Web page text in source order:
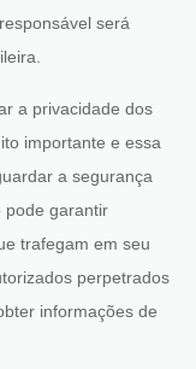
será
a privacidade dos
importante e essa
a segurança
pode garantir
trafegam em seu
perpetrados
informações de